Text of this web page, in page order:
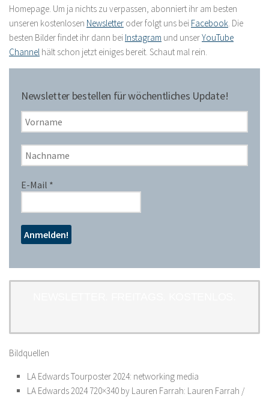
Homepage. Um ja nichts zu verpassen, abonniert ihr am besten
unseren kostenlosen Newsletter oder folgt uns bei Facebook. Die
besten Bilder findet ihr dann bei Instagram und unserYouTube
Channel hält schon jetzt einiges bereit. Schaut mal rein.
Newsletter bestellen für wöchentliches Update!
E-Mail *
Bildquellen
LA Edwards Tourposter 2024: networking media
LA Edwards 2024 720×340 by Lauren Farrah: Lauren Farrah /